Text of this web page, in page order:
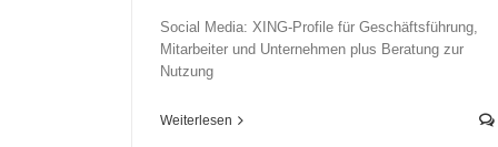
Social Media: XING-Profile für Geschäftsführung,
Mitarbeiter und Unternehmen plus Beratung zur
Nutzung
Weiterlesen